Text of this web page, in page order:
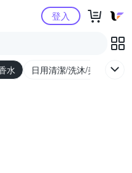
購物中心登入
水 日用清潔/洗沐/美髮